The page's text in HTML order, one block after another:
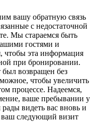
вашу обратную связь
с недостаточной
Мы стараемся быть
гостями и
чтобы эта информация
при бронировании.
возвращен без
чтобы увеличить
процессе. Надеемся,
ваше пребывании у
видеть вас вновь и
ваш следующий визит